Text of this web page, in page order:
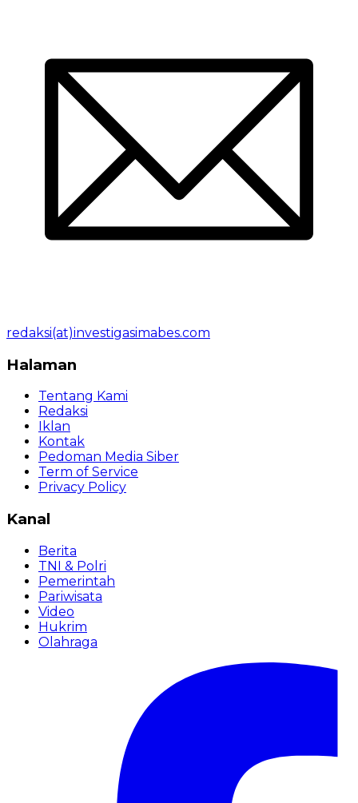
redaksi(at)investigasimabes.com
Halaman
Tentang Kami
Redaksi
Iklan
Kontak
Pedoman Media Siber
Term of Service
Privacy Policy
Kanal
Berita
TNI & Polri
Pemerintah
Pariwisata
Video
Hukrim
Olahraga